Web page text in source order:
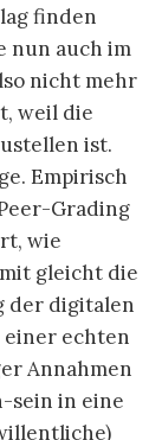
finden
nun auch im
nicht mehr
weil die
ist.
Empirisch
Grading
wie
gleicht die
der digitalen
einer echten
Annahmen
sein in eine